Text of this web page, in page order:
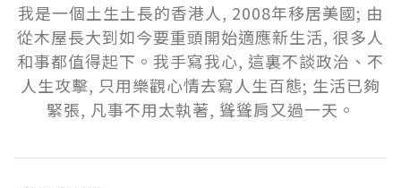
我是一個土生土長的香港人, 2008年移居美國; 由
從木屋長大到如今要重頭開始適應新生活, 很多人
和事都值得起下。我手寫我心, 這裏不談政治、不
人生攻擊, 只用樂觀心情去寫人生百態; 生活已夠
緊張, 凡事不用太執著, 聳聳肩又過一天。